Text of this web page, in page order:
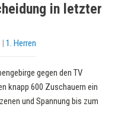
in letzter
| 1. Herren
gegen den TV
knapp 600 Zuschauern ein
und Spannung bis zum